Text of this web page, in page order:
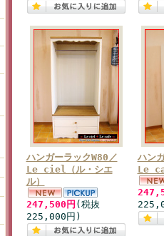
ハンガーラックW80／
Le ciel（ル・シエ
ル）
247,500円 (税抜
225,000円)
ハン
Le